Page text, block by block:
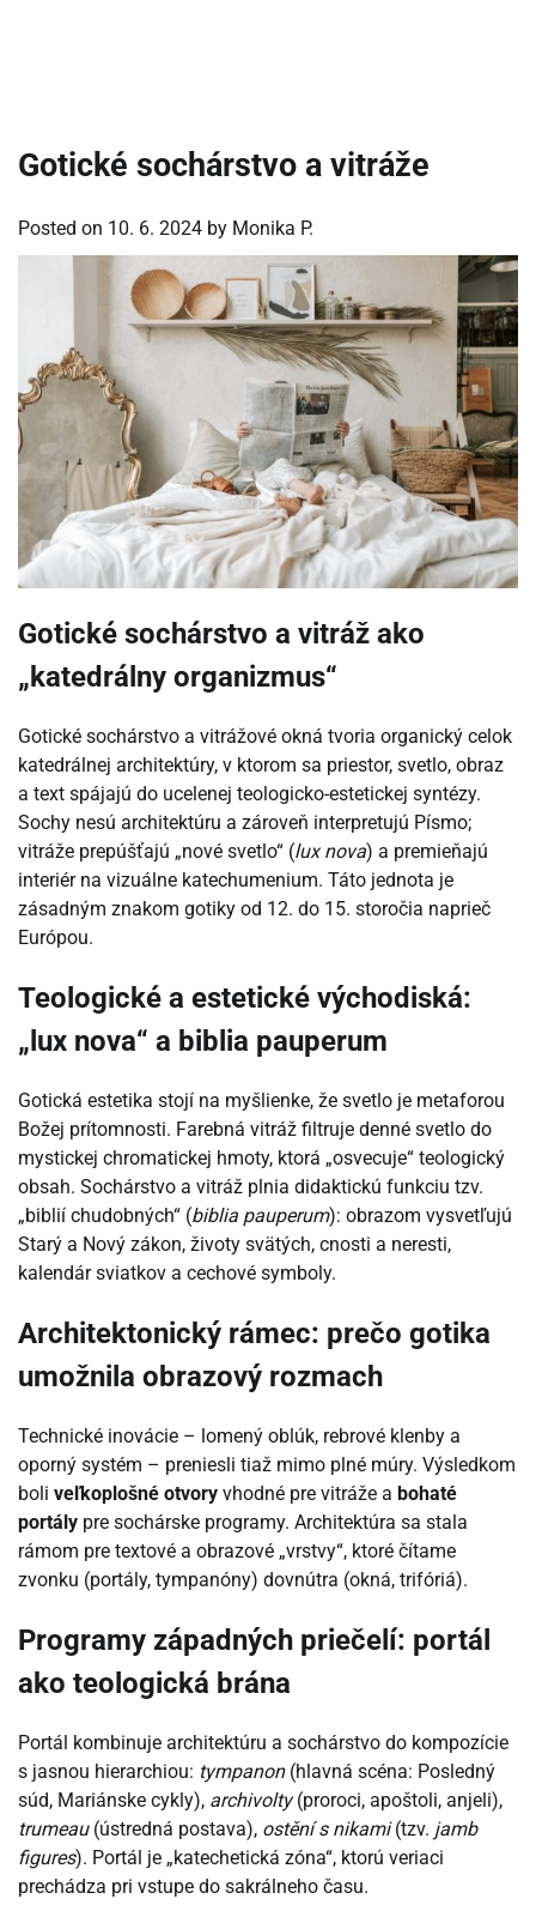
Gotické sochárstvo a vitráže
Posted on 10. 6. 2024 by Monika P.
Gotické sochárstvo a vitráž ako
„katedrálny organizmus“
Gotické sochárstvo a vitrážové okná tvoria organický celok
katedrálnej architektúry, v ktorom sa priestor, svetlo, obraz
a text spájajú do ucelenej teologicko-estetickej syntézy.
Sochy nesú architektúru a zároveň interpretujú Písmo;
vitráže prepúšťajú „nové svetlo“ (lux nova) a premieňajú
interiér na vizuálne katechumenium. Táto jednota je
zásadným znakom gotiky od 12. do 15. storočia naprieč
Európou.
Teologické a estetické východiská:
„lux nova“ a biblia pauperum
Gotická estetika stojí na myšlienke, že svetlo je metaforou
Božej prítomnosti. Farebná vitráž filtruje denné svetlo do
mystickej chromatickej hmoty, ktorá „osvecuje“ teologický
obsah. Sochárstvo a vitráž plnia didaktickú funkciu tzv.
„biblií chudobných“ (biblia pauperum): obrazom vysvetľujú
Starý a Nový zákon, životy svätých, cnosti a neresti,
kalendár sviatkov a cechové symboly.
Architektonický rámec: prečo gotika
umožnila obrazový rozmach
Technické inovácie – lomený oblúk, rebrové klenby a
oporný systém – preniesli tiaž mimo plné múry. Výsledkom
boli veľkoplošné otvory vhodné pre vitráže a bohaté
portály pre sochárske programy. Architektúra sa stala
rámom pre textové a obrazové „vrstvy“, ktoré čítame
zvonku (portály, tympanóny) dovnútra (okná, trifóriá).
Programy západných priečelí: portál
ako teologická brána
Portál kombinuje architektúru a sochárstvo do kompozície
s jasnou hierarchiou: tympanon(hlavná scéna: Posledný
súd, Mariánske cykly), archivolty(proroci, apoštoli, anjeli),
trumeau(ústredná postava), ostění s nikami(tzv. jamb
figures). Portál je „katechetická zóna“, ktorú veriaci
prechádza pri vstupe do sakrálneho času.